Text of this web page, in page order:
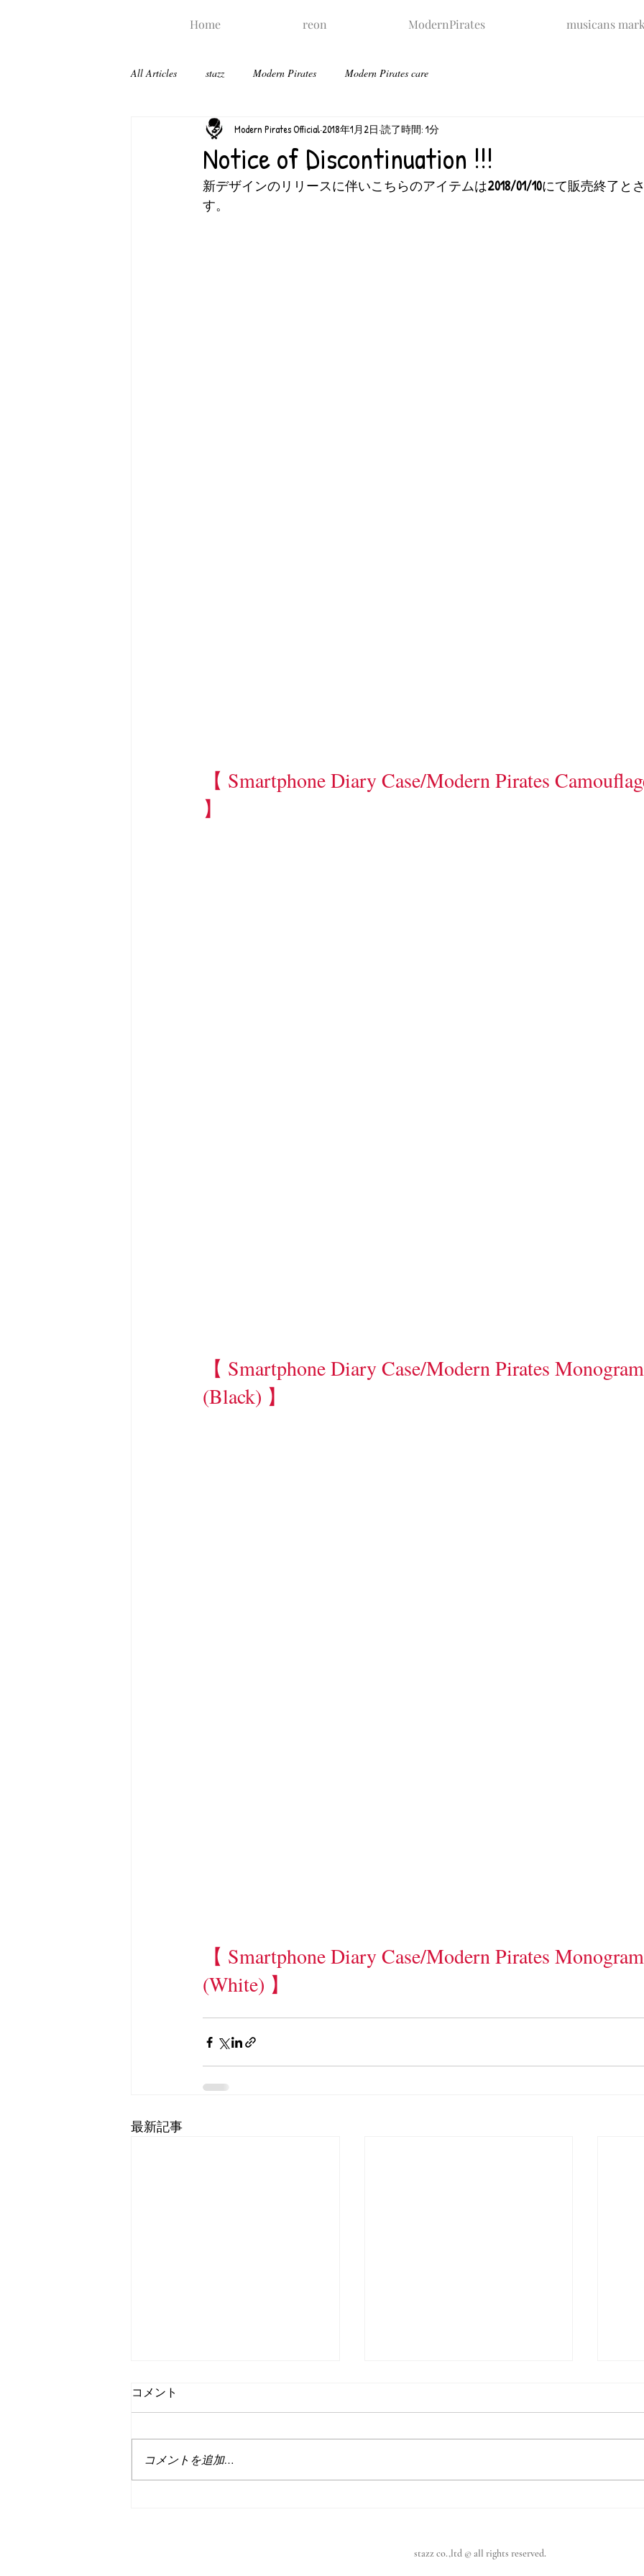
Home reon ModernPirates musicans
All Articles stazz Modern Pirates Modern Pirates care
Notice of Discontinuation !!!
Modern Pirates Official 2018年1月2日 読了時間: 1分
新デザインのリリースに伴いこちらのアイテムは2018/01/10にて販売終了と
す。
【 Smartphone Diary Case/Modern Pirates
】
【 Smartphone Diary Case/Modern Pirates
(Black) 】
【 Smartphone Diary Case/Modern Pirates
(White) 】
最新記事
コメント
コメントを追加…
stazz co.,ltd © all rights reserved.